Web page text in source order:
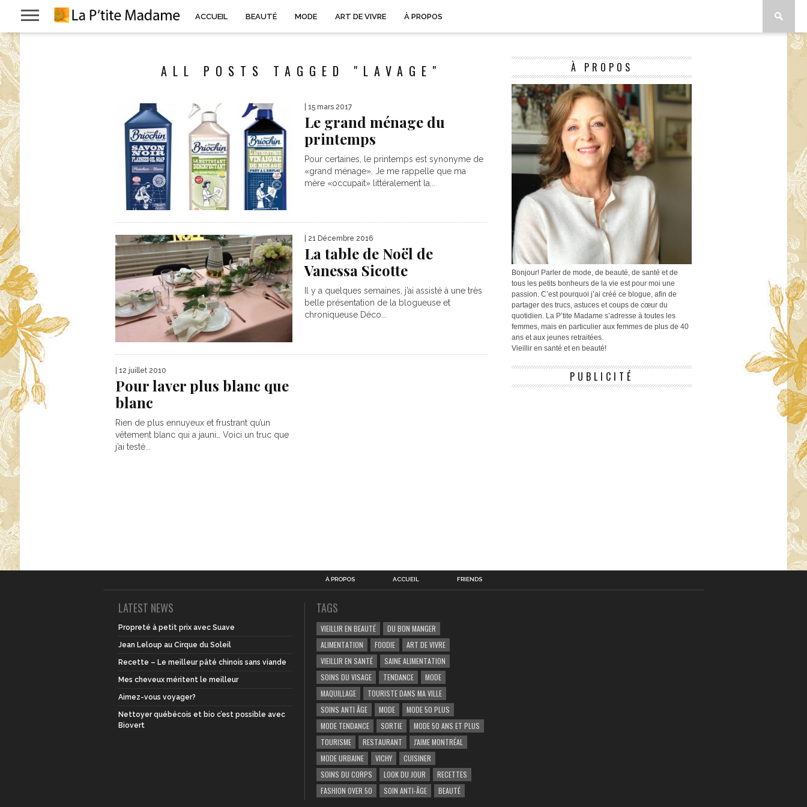
ACCUEIL BEAUTÉ MODE ART DE VIVRE À PROPOS
ALL POSTS TAGGED "LAVAGE"
| 15 mars 2017
Le grand ménage du
printemps
Pour certaines, le printemps est synonyme de
«grand ménage». Je me rappelle que ma
mère «occupait» littéralement la...
| 21 Décembre 2016
La table de Noël de
Vanessa Sicotte
Il y a quelques semaines, j’ai assisté à une très
belle présentation de la blogueuse et
chroniqueuse Déco...
| 12 juillet 2010
Pour laver plus blanc que
blanc
Rien de plus ennuyeux et frustrant qu’un
vêtement blanc qui a jauni… Voici un truc que
j’ai testé...
À PROPOS
Bonjour! Parler de mode, de beauté, de santé et de
tous les petits bonheurs de la vie est pour moi une
passion. C’est pourquoi j’ai créé ce blogue, afin de
partager des trucs, astuces et coups de cœur du
quotidien. La P’tite Madame s’adresse à toutes les
femmes, mais en particulier aux femmes de plus de 40
ans et aux jeunes retraitées.
Vieillir en santé et en beauté!
PUBLICITÉ
À PROPOS ACCUEIL FRIENDS
LATEST NEWS
Propreté à petit prix avec Suave
Jean Leloup au Cirque du Soleil
Recette – Le meilleur pâté chinois sans viande
Mes cheveux méritent le meilleur
Aimez-vous voyager?
Nettoyer québécois et bio c’est possible avec
Biovert
TAGS
VIEILLIR EN BEAUTÉ
DU BON MANGER
ALIMENTATION
FOODIE
ART DE VIVRE
VIEILLIR EN SANTÉ
SAINE ALIMENTATION
SOINS DU VISAGE
TENDANCE
MODE
MAQUILLAGE
TOURISTE DANS MA VILLE
SOINS ANTI ÂGE
MODE
MODE 50 PLUS
MODE TENDANCE
SORTIE
MODE 50 ANS ET PLUS
TOURISME
RESTAURANT
J'AIME MONTRÉAL
MODE URBAINE
VICHY
CUISINER
SOINS DU CORPS
LOOK DU JOUR
RECETTES
FASHION OVER 50
SOIN ANTI-ÂGE BEAUTÉ